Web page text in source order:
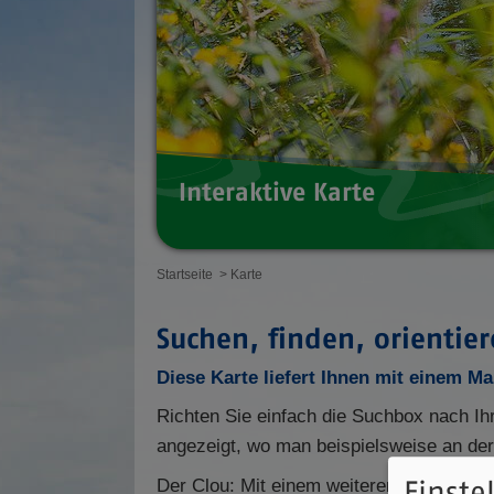
Interaktive Karte
Startseite > Karte
Suchen, finden,
Diese Karte liefert Ihnen mit einem
Richten Sie einfach die Suchbox nach
angezeigt, wo man beispielsweise an
Der Clou: Mit einem weiteren Mausklick